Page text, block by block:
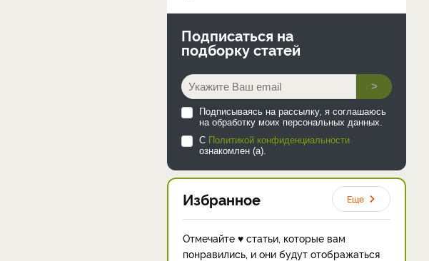
Подписаться на
подборку статей
>
Подписываясь на рассылку, я соглашаюсь
на обработку моих персональных данных.
С Политикой конфиденциальности
ознакомлен (а).
Избранное Еще
Отмечайте ♥ статьи, которые вам
понравились, и они будут отображаться